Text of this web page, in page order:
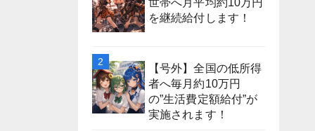
を継続給付します！
【号外】全国の低所得
者へ毎月約10万円
の”生活費定額給付”が
実施されます！